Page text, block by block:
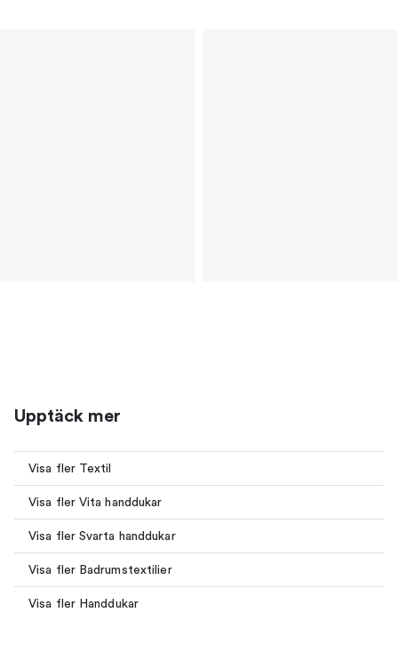
Upptäck mer
Visa fler Textil
Visa fler Vita handdukar
Visa fler Svarta handdukar
Visa fler Badrumstextilier
Visa fler Handdukar